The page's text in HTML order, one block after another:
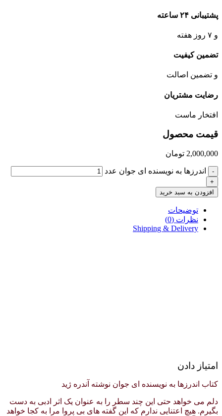
پشتیبانی ۲۴ ساعته
و ۷ روز هفته
تضمین کیفیت
و تضمین اصالت
رضایت مشتریان
افتخار ماست
قیمت محصول
2,000,000 تومان
- اندرزها به نویسنده ای جوان عدد
+
افزودن به سبد خرید
توضیحات
نظرات (0)
Shipping & Delivery
امتیاز دادن
کتاب اندرزها به نویسنده ای جوان نوشته آندره ژید
دلم می خواهد حتی این چند سطر را به عنوان یک اثر ادبی به دست
بگیرم. هیچ اعتنایی ندارم که این گفته های بی پروا مرا به کجا خواهد